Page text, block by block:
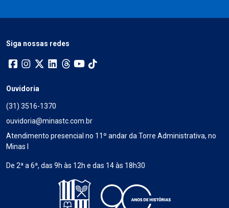
Siga nossas redes
Ouvidoria
(31) 3516-1370
ouvidoria@minastc.com.br
Atendimento presencial no 11º andar da Torre Administrativa, no
Minas I
De 2ª a 6ª, das 9h às 12h e das 14 às 18h30